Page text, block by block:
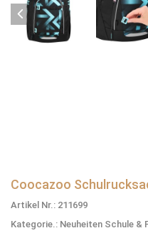
Coocazoo
Artikel Nr.: 211699
Kategorie.: Neuheiten Schule &